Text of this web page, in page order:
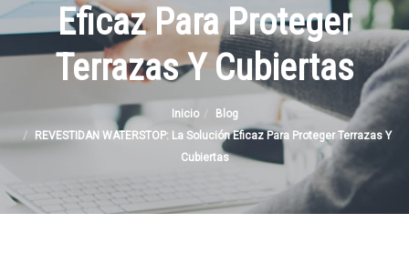
Eficaz Para Proteger
Terrazas Y Cubiertas
Inicio
Blog
REVESTIDAN WATERSTOP: La Solución Eficaz Para Proteger Terrazas Y
Cubiertas